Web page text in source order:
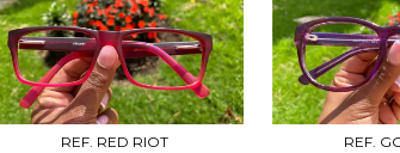
REF. RED RIOT REF.